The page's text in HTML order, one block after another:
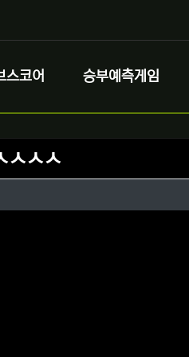
스코어 승부예측게임
ㅅㅅㅅ